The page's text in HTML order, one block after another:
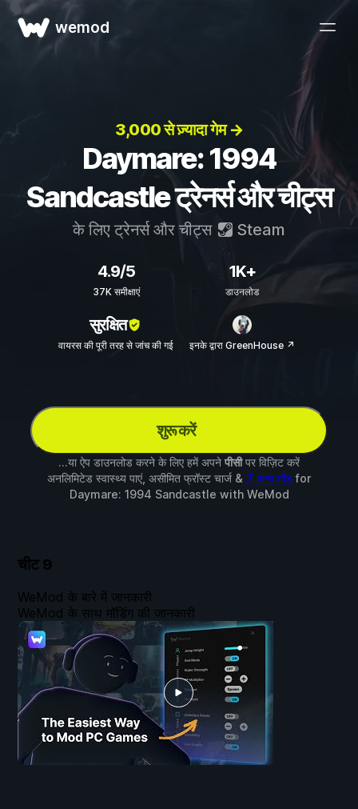
wemod
3,000 से ज़्यादा गेम →
Daymare: 1994
Sandcastle ट्रेनर्स और चीट्स
के लिए ट्रेनर्स और चीट्स Steam
4.9/5
37K समीक्षाएं
1K+
डाउनलोड
सुरक्षित
वायरस की पूरी तरह से जांच की गई इनके द्वारा GreenHouse ↗
शुरू करें
...या ऐप डाउनलोड करने के लिए हमें अपने पीसीपर विज़िट करें
अनलिमिटेड स्वास्थ्य पाएं, असीमित फ्रॉस्ट चार्ज & 7 अन्य मॉडfor
Daymare: 1994 Sandcastle with WeMod
चीट 9
WeMod के बारे में जानकारी
WeMod के साथ मॉडिंग की जानकारी